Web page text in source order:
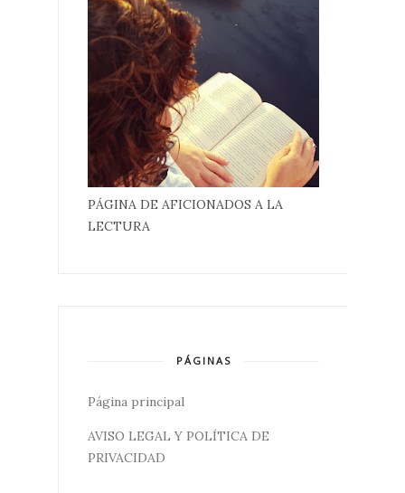
PÁGINA DE AFICIONADOS A LA
LECTURA
PÁGINAS
Página principal
AVISO LEGAL Y POLÍTICA DE
PRIVACIDAD